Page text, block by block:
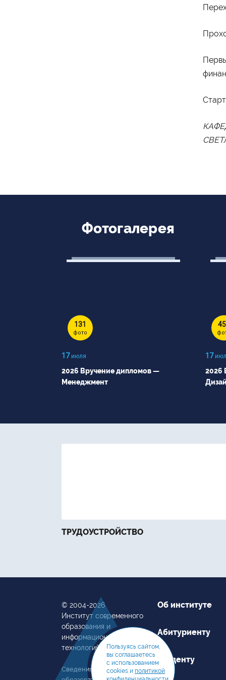
Фотогалерея
131
фото
17 июля
2026 Вручение дипломов —
Менеджмент
17
2026
ТРУДОУСТРОЙСТВО
Об институте
Абитуриенту
Студенту
© 2004-2026
Институт современного
образования и
информационных
технологий
Сведения об
Пользуясь сайтом,
вы соглашаетесь
с использованием
cookies и политикой